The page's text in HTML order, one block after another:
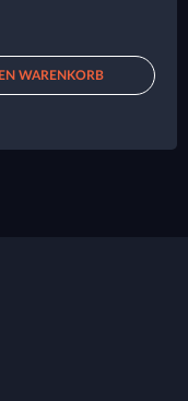
WARENKORB